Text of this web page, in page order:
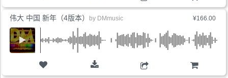
购物车
¥166.00
购物车
伟大 中国 新年（4版本） by DMmusic